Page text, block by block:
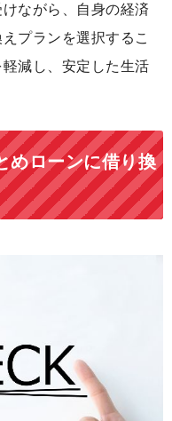
ながら、自身の経済
プランを選択するこ
減し、安定した生活
めローンに借り換